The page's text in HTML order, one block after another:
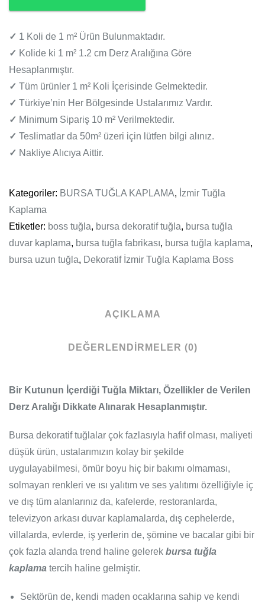
✓ 1 Koli de 1 m² Ürün Bulunmaktadır.
✓ Kolide ki 1 m² 1.2 cm Derz Aralığına Göre
Hesaplanmıştır.
✓ Tüm ürünler 1 m² Koli İçerisinde Gelmektedir.
✓ Türkiye’nin Her Bölgesinde Ustalarımız Vardır.
✓ Minimum Sipariş 10 m² Verilmektedir.
✓ Teslimatlar da 50m² üzeri için lütfen bilgi alınız.
✓ Nakliye Alıcıya Aittir.
Kategoriler: BURSA TUĞLA KAPLAMA, İzmir Tuğla
Kaplama
Etiketler: boss tuğla, bursa dekoratif tuğla, bursa tuğla
duvar kaplama, bursa tuğla fabrikası, bursa tuğla kaplama,
bursa uzun tuğla, Dekoratif İzmir Tuğla Kaplama Boss
AÇIKLAMA
DEĞERLENDIRMELER (0)
Bir Kutunun İçerdiği Tuğla Miktarı, Özellikler de Verilen
Derz Aralığı Dikkate Alınarak Hesaplanmıştır.
Bursa dekoratif tuğlalar çok fazlasıyla hafif olması, maliyeti
düşük ürün, ustalarımızın kolay bir şekilde
uygulayabilmesi, ömür boyu hiç bir bakımı olmaması,
solmayan renkleri ve ısı yalıtım ve ses yalıtımı özelliğiyle iç
ve dış tüm alanlarınız da, kafelerde, restoranlarda,
televizyon arkası duvar kaplamalarda, dış cephelerde,
villalarda, evlerde, iş yerlerin de, şömine ve bacalar gibi bir
çok fazla alanda trend haline gelerek bursa tuğla
kaplama tercih haline gelmiştir.
Sektörün de, kendi maden ocaklarına sahip ve kendi